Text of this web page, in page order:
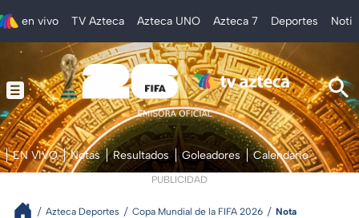
en vivo TV Azteca Azteca UNO Azteca 7 Deportes
EN VIVO Notas Resultados Goleadores Calendario
PUBLICIDAD
Azteca Deportes Copa Mundial de la FIFA 2026 Nota